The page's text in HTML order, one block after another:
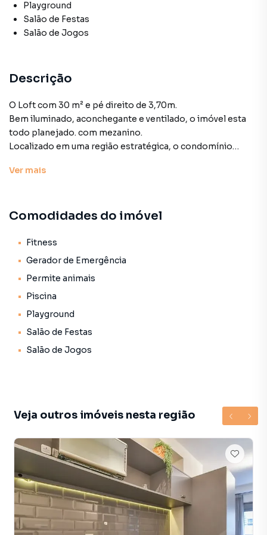
Playground
Salão de Festas
Salão de Jogos
Descrição
O Loft com 30 m² e pé direito de 3,70m.
Bem iluminado, aconchegante e ventilado, o imóvel esta
todo planejado. com mezanino.
Localizado em uma região estratégica, o condomínio
coworking, lavanderia, área gourmet, fitness e piscina.
áreas de lazer.
Salão para Venda em região valorizada do bairro Perdizes,
mais informações sobre Salão em São Paulo? Entre em
contato com nossa equipe pelo telefone (11) 93759-7931.
apartamentos, casas residenciais e comerciais, sobrados,
terrenos, lojas e barracões para venda ou locação, além de
que mais combina com seu estilo de vida.
segurança e tranquilidade. Na Lares e Andares Imóveis
você consegue comprar ou alugar um imóvel em São Paulo
mesmo não estando na cidade e com a praticidade de
fazer tudo online, direto do seu computador ou
smartphone. Nós criamos soluções inovadoras para
simplificar a relação de proprietários, inquilinos e
compradores com o mercado imobiliário.
Ver mais
Comodidades do imóvel
Fitness
Gerador de Emergência
Permite animais
Piscina
Playground
Salão de Festas
Salão de Jogos
Veja outros imóveis nesta região